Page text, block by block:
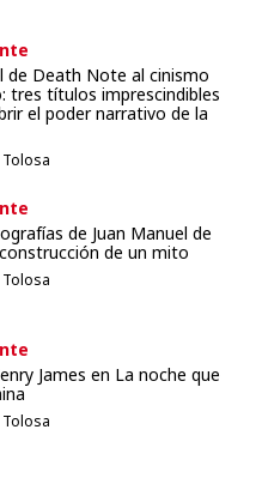
de Death Note al cinismo
tres títulos imprescindibles
el poder narrativo de la
de Juan Manuel de
de un mito
James en La noche que